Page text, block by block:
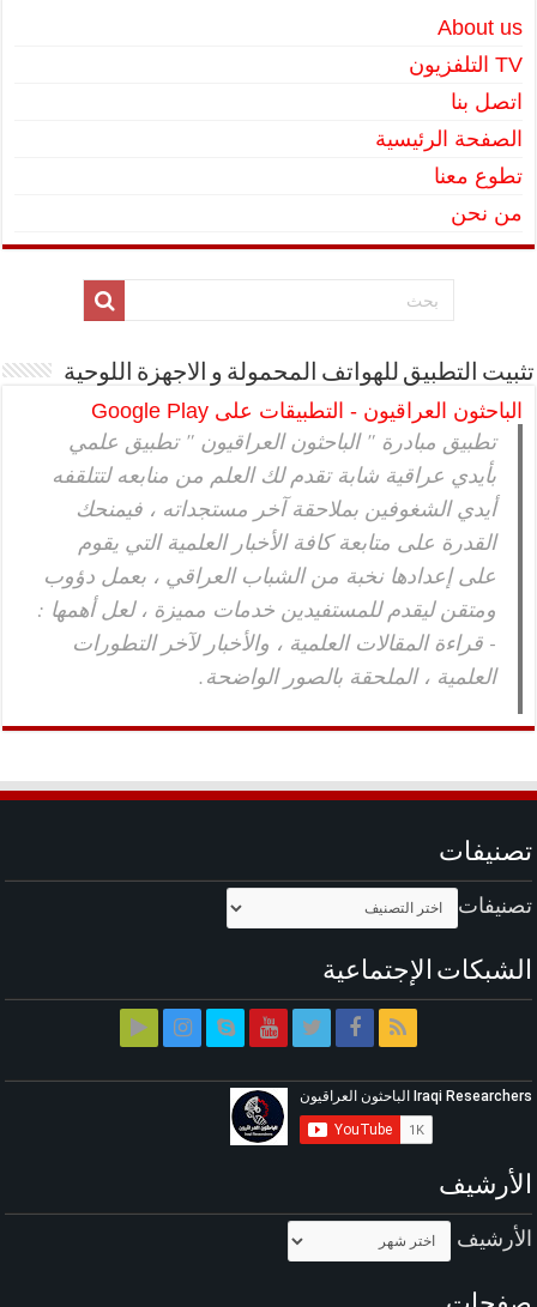
About us
TV التلفزيون
اتصل بنا
الصفحة الرئيسية
تطوع معنا
من نحن
تثبيت التطبيق للهواتف المحمولة و الاجهزة اللوحية
الباحثون العراقيون - التطبيقات على Google Play
تطبيق مبادرة " الباحثون العراقيون " تطبيق علمي
بأيدي عراقية شابة تقدم لك العلم من منابعه لتتلقفه
أيدي الشغوفين بملاحقة آخر مستجداته ، فيمنحك
القدرة على متابعة كافة الأخبار العلمية التي يقوم
على إعدادها نخبة من الشباب العراقي ، بعمل دؤوب
ومتقن ليقدم للمستفيدين خدمات مميزة ، لعل أهمها :
- قراءة المقالات العلمية ، والأخبار لآخر التطورات
العلمية ، الملحقة بالصور الواضحة.
تصنيفات
تصنيفات
الشبكات الإجتماعية
الأرشيف
الأرشيف